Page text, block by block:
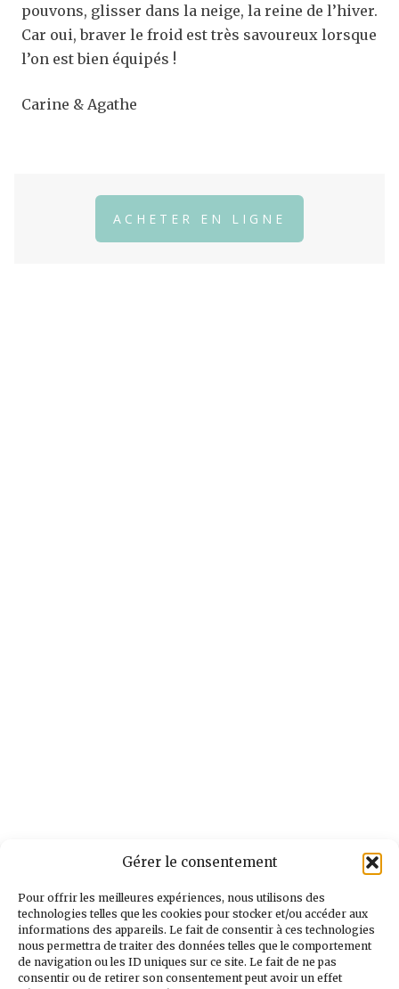
Gérer le consentement
Pour offrir les meilleures expériences, nous utilisons des
technologies telles que les cookies pour stocker et/ou accéder aux
informations des appareils. Le fait de consentir à ces technologies
nous permettra de traiter des données telles que le comportement
de navigation ou les ID uniques sur ce site. Le fait de ne pas
consentir ou de retirer son consentement peut avoir un effet
pouvons, glisser dans la neige, la reine de l’hiver.
Car oui, braver le froid est très savoureux lorsque
l’on est bien équipés !
Carine & Agathe
ACHETER EN LIGNE